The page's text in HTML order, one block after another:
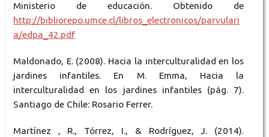
Ministerio de educación. Obtenido de
http://bibliorepo.umce.cl/libros_electronicos/parvulari
a/edpa_42.pdf
Maldonado, E. (2008). Hacia la interculturalidad en los
jardines infantiles. En M. Emma, Hacia la
interculturalidad en los jardines infantiles (pág. 7).
Santiago de Chile: Rosario Ferrer.
Martínez , R., Tórrez, I., & Rodríguez, J. (2014).